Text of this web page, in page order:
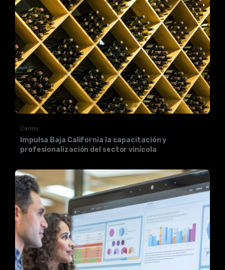
Carlos
Impulsa Baja California la capacitación y
profesionalización del sector vinícola